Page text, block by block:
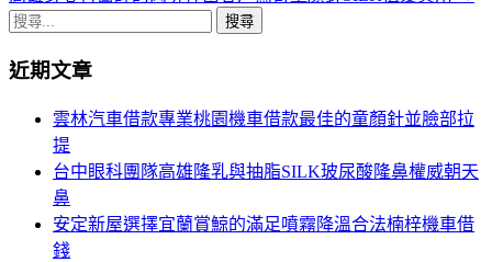
章
航
搜
關
近期文章
雲林汽車借款專業桃園機車借款最佳的童顏針並臉部拉
提
台中眼科團隊高雄隆乳與抽脂SILK玻尿酸隆鼻權威朝天
鼻
安定新屋選擇宜蘭賞鯨的滿足噴霧降溫合法楠梓機車借
錢